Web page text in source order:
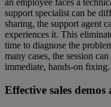
an employee faces a
support specialist can be
sharing, the support agent
experiences it. This
time to diagnose the
many cases, the session
immediate, hands-on fixing.
Effective sales